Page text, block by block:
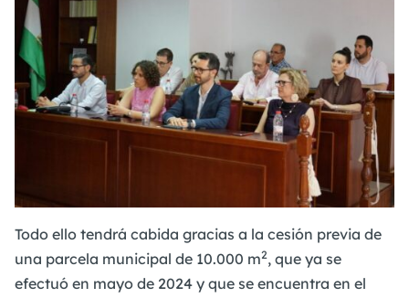
Todo ello tendrá cabida gracias a la cesión previa de
una parcela municipal de 10.000 m2, que ya se
efectuó en mayo de 2024 y que se encuentra en el